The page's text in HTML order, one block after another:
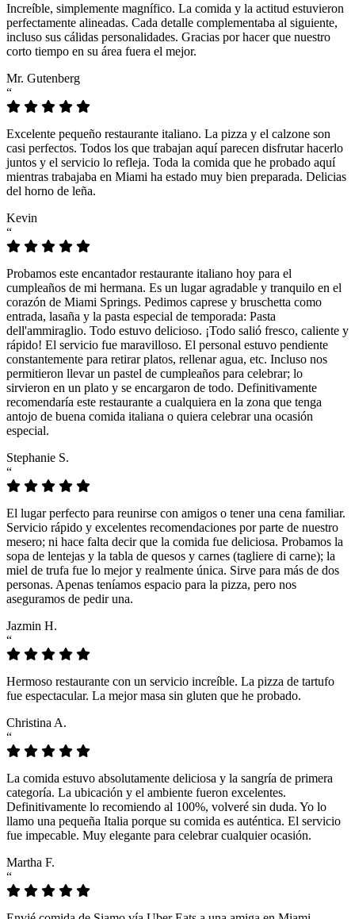
Increíble, simplemente magnífico. La comida y la actitud estuvieron
perfectamente alineadas. Cada detalle complementaba al siguiente,
incluso sus cálidas personalidades. Gracias por hacer que nuestro
corto tiempo en su área fuera el mejor.
Mr. Gutenberg
“
Excelente pequeño restaurante italiano. La pizza y el calzone son
casi perfectos. Todos los que trabajan aquí parecen disfrutar hacerlo
juntos y el servicio lo refleja. Toda la comida que he probado aquí
mientras trabajaba en Miami ha estado muy bien preparada. Delicias
del horno de leña.
Kevin
“
Probamos este encantador restaurante italiano hoy para el
cumpleaños de mi hermana. Es un lugar agradable y tranquilo en el
corazón de Miami Springs. Pedimos caprese y bruschetta como
entrada, lasaña y la pasta especial de temporada: Pasta
dell'ammiraglio. Todo estuvo delicioso. ¡Todo salió fresco, caliente y
rápido! El servicio fue maravilloso. El personal estuvo pendiente
constantemente para retirar platos, rellenar agua, etc. Incluso nos
permitieron llevar un pastel de cumpleaños para celebrar; lo
sirvieron en un plato y se encargaron de todo. Definitivamente
recomendaría este restaurante a cualquiera en la zona que tenga
antojo de buena comida italiana o quiera celebrar una ocasión
especial.
Stephanie S.
“
El lugar perfecto para reunirse con amigos o tener una cena familiar.
Servicio rápido y excelentes recomendaciones por parte de nuestro
mesero; ni hace falta decir que la comida fue deliciosa. Probamos la
sopa de lentejas y la tabla de quesos y carnes (tagliere di carne); la
miel de trufa fue lo mejor y realmente única. Sirve para más de dos
personas. Apenas teníamos espacio para la pizza, pero nos
aseguramos de pedir una.
Jazmin H.
“
Hermoso restaurante con un servicio increíble. La pizza de tartufo
fue espectacular. La mejor masa sin gluten que he probado.
Christina A.
“
La comida estuvo absolutamente deliciosa y la sangría de primera
categoría. La ubicación y el ambiente fueron excelentes.
Definitivamente lo recomiendo al 100%, volveré sin duda. Yo lo
llamo una pequeña Italia porque su comida es auténtica. El servicio
fue impecable. Muy elegante para celebrar cualquier ocasión.
Martha F.
“